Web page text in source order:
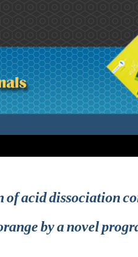
acid dissociation
by a novel